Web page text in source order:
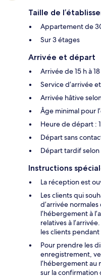
Taille de
Appartement de
Sur 3 étages
Arrivée et départ
Arrivée de 15 h à
Service d’arrivée
Arrivée hâtive
Âge minimal pour
Heure de départ :
Départ sans
Départ tardif
Instructions
La réception est
Les clients qui
d’arrivée
l’hébergement à
relatives à
les clients
Pour prendre les
enregistrement,
l’hébergement au
sur la confirmation